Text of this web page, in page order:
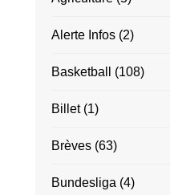
Alerte Infos (2)
Basketball (108)
Billet(1)
Brèves (63)
Bundesliga (4)